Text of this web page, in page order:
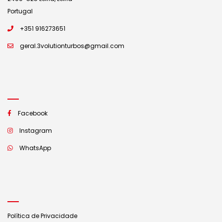
Portugal
+351 916273651
geral.3volutionturbos@gmail.com
Facebook
Instagram
WhatsApp
Política de Privacidade